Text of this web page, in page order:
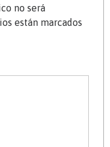
no será
están marcados